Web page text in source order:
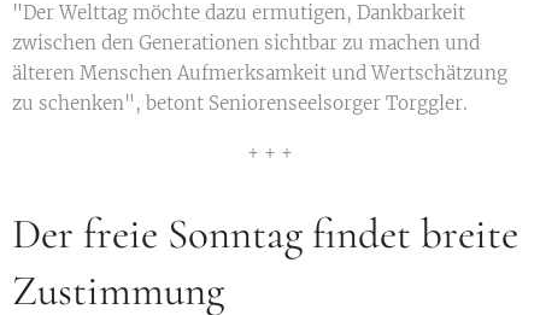
"Der Welttag möchte dazu ermutigen, Dankbarkeit
zwischen den Generationen sichtbar zu machen und
älteren Menschen Aufmerksamkeit und Wertschätzung
zu schenken", betont Seniorenseelsorger Torggler.
+ + +
Der freie Sonntag findet breite
Zustimmung